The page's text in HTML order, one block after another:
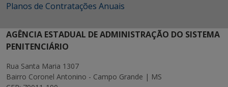
Planos de Contratações Anuais
AGÊNCIA ESTADUAL DE ADMINISTRAÇÃO DO SISTEMA
PENITENCIÁRIO
Rua Santa Maria 1307
Bairro Coronel Antonino - Campo Grande | MS